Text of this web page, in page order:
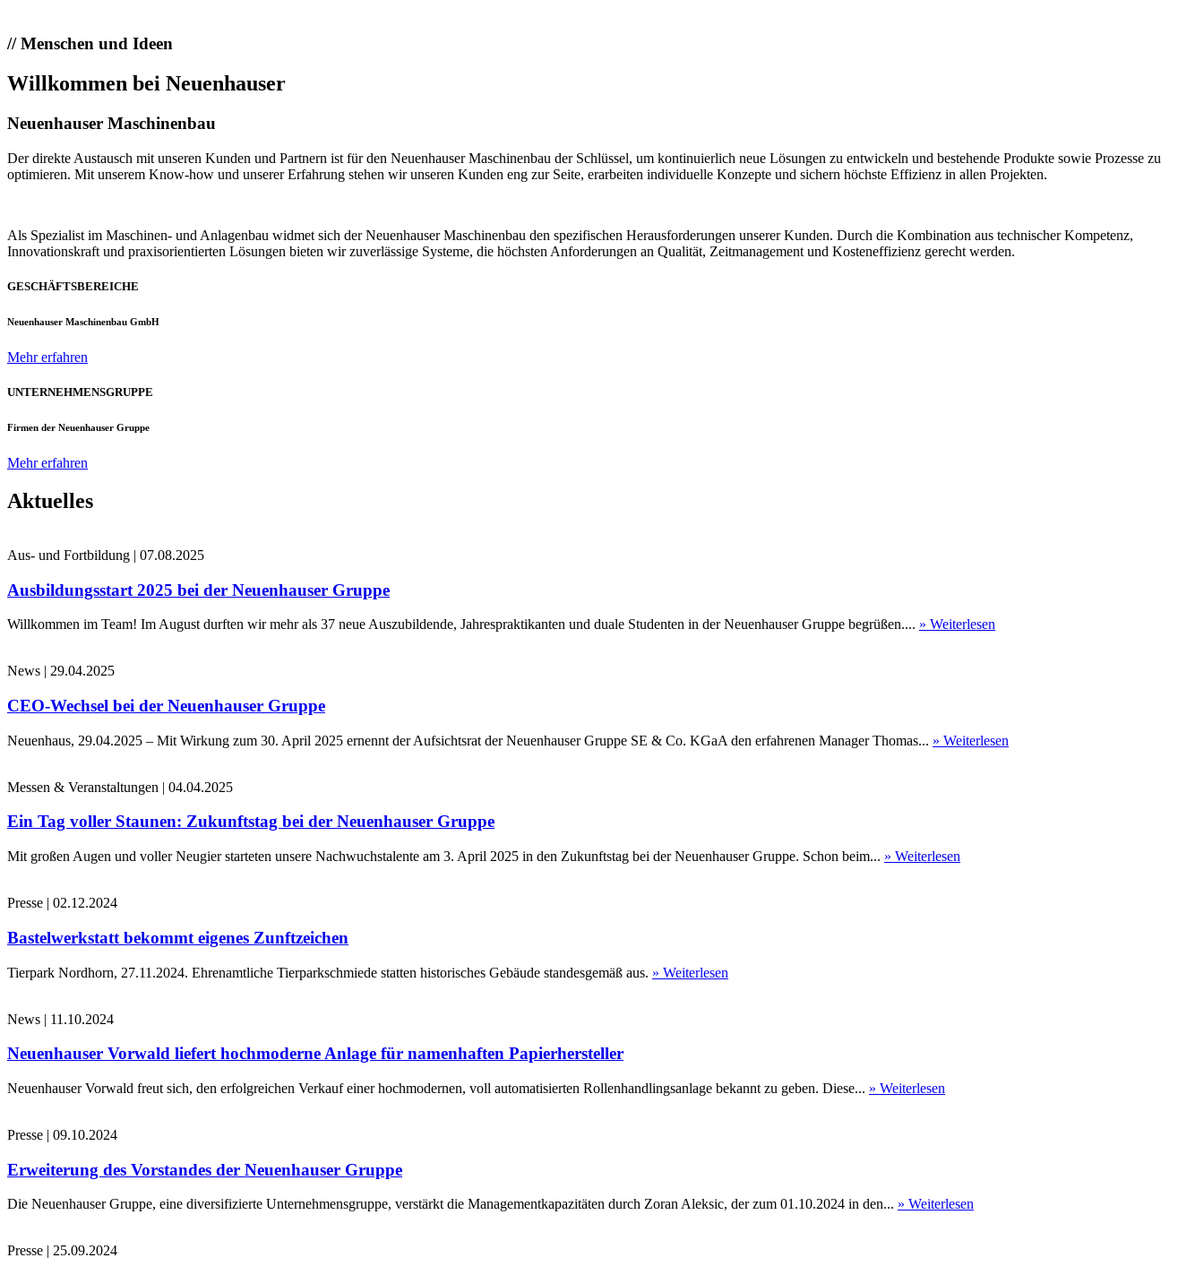
//Menschen und Ideen
Willkommen bei Neuenhauser
Neuenhauser Maschinenbau
Der direkte Austausch mit unseren Kunden und Partnern ist für den Neuenhauser Maschinenbau der Schlüssel, um kontinuierlich neue Lösungen zu entwickeln und bestehende Produkte sowie Prozesse zu
optimieren. Mit unserem Know-how und unserer Erfahrung stehen wir unseren Kunden eng zur Seite, erarbeiten individuelle Konzepte und sichern höchste Effizienz in allen Projekten.
Als Spezialist im Maschinen- und Anlagenbau widmet sich der Neuenhauser Maschinenbau den spezifischen Herausforderungen unserer Kunden. Durch die Kombination aus technischer Kompetenz,
Innovationskraft und praxisorientierten Lösungen bieten wir zuverlässige Systeme, die höchsten Anforderungen an Qualität, Zeitmanagement und Kosteneffizienz gerecht werden.
GESCHÄFTSBEREICHE
Neuenhauser Maschinenbau GmbH
Mehr erfahren
UNTERNEHMENSGRUPPE
Firmen der Neuenhauser Gruppe
Mehr erfahren
Aktuelles
Aus- und Fortbildung | 07.08.2025
Ausbildungsstart 2025 bei der Neuenhauser Gruppe
Willkommen im Team! Im August durften wir mehr als 37 neue Auszubildende, Jahrespraktikanten und duale Studenten in der Neuenhauser Gruppe begrüßen.... » Weiterlesen
News | 29.04.2025
CEO-Wechsel bei der Neuenhauser Gruppe
Neuenhaus, 29.04.2025 – Mit Wirkung zum 30. April 2025 ernennt der Aufsichtsrat der Neuenhauser Gruppe SE & Co. KGaA den erfahrenen Manager Thomas... » Weiterlesen
Messen & Veranstaltungen | 04.04.2025
Ein Tag voller Staunen: Zukunftstag bei der Neuenhauser Gruppe
Mit großen Augen und voller Neugier starteten unsere Nachwuchstalente am 3. April 2025 in den Zukunftstag bei der Neuenhauser Gruppe. Schon beim... » Weiterlesen
Presse | 02.12.2024
Bastelwerkstatt bekommt eigenes Zunftzeichen
Tierpark Nordhorn, 27.11.2024. Ehrenamtliche Tierparkschmiede statten historisches Gebäude standesgemäß aus. » Weiterlesen
News | 11.10.2024
Neuenhauser Vorwald liefert hochmoderne Anlage für namenhaften Papierhersteller
Neuenhauser Vorwald freut sich, den erfolgreichen Verkauf einer hochmodernen, voll automatisierten Rollenhandlingsanlage bekannt zu geben. Diese... » Weiterlesen
Presse | 09.10.2024
Erweiterung des Vorstandes der Neuenhauser Gruppe
Die Neuenhauser Gruppe, eine diversifizierte Unternehmensgruppe, verstärkt die Managementkapazitäten durch Zoran Aleksic, der zum 01.10.2024 in den... » Weiterlesen
Presse | 25.09.2024